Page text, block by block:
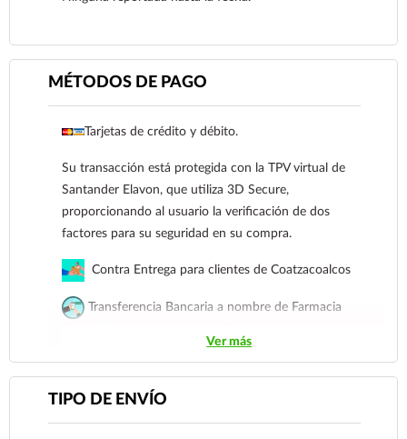
Ver más
MÉTODOS DE PAGO
Tarjetas de crédito y débito.
Su transacción está protegida con la TPV virtual de
Santander Elavon, que utiliza 3D Secure,
proporcionando al usuario la verificación de dos
factores para su seguridad en su compra.
Contra Entrega para clientes de Coatzacoalcos
Transferencia Bancaria a nombre de Farmacia
cuenta: Clave: 014854655008143954
Para esta forma de pago el cliente deberá enviar su
comprobante de pago a al siguiente correo
Ver más
TIPO DE ENVÍO